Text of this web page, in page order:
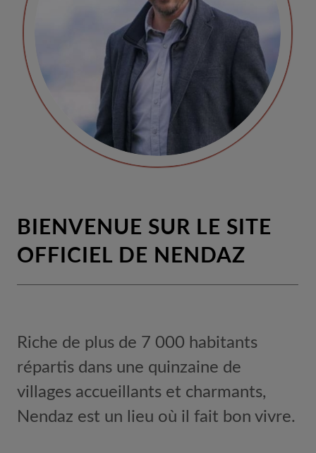
BIENVENUE SUR LE SITE
OFFICIEL DE NENDAZ
Riche de plus de 7 000 habitants
répartis dans une quinzaine de
villages accueillants et charmants,
Nendaz est un lieu où il fait bon vivre.